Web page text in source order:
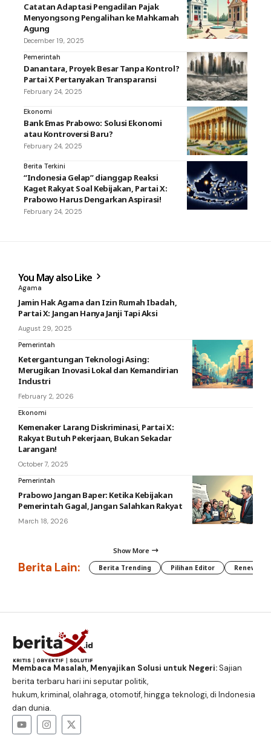
Catatan Adaptasi Pengadilan Pajak
Menyongsong Pengalihan ke Mahkamah
Agung
December 19, 2025
Pemerintah
Danantara, Proyek Besar Tanpa Kontrol?
Partai X Pertanyakan Transparansi
February 24, 2025
Ekonomi
Bank Emas Prabowo: Solusi Ekonomi
atau Kontroversi Baru?
February 24, 2025
Berita Terkini
“Indonesia Gelap” dianggap Reaksi
Kaget Rakyat Soal Kebijakan, Partai X:
Prabowo Harus Dengarkan Aspirasi!
February 24, 2025
You May also Like
Agama
Jamin Hak Agama dan Izin Rumah Ibadah,
Partai X: Jangan Hanya Janji Tapi Aksi
August 29, 2025
Pemerintah
Ketergantungan Teknologi Asing:
Merugikan Inovasi Lokal dan Kemandirian
Industri
February 2, 2026
Ekonomi
Kemenaker Larang Diskriminasi, Partai X:
Rakyat Butuh Pekerjaan, Bukan Sekadar
Larangan!
October 7, 2025
Pemerintah
Prabowo Jangan Baper: Ketika Kebijakan
Pemerintah Gagal, Jangan Salahkan Rakyat
March 18, 2026
Show More
Berita Lain: Berita Trending Pilihan Editor
Membaca Masalah, Menyajikan Solusi untuk Negeri:Sajian
berita terbaru hari ini seputar politik,
hukum, kriminal, olahraga, otomotif, hingga teknologi, di Indonesia
dan dunia.